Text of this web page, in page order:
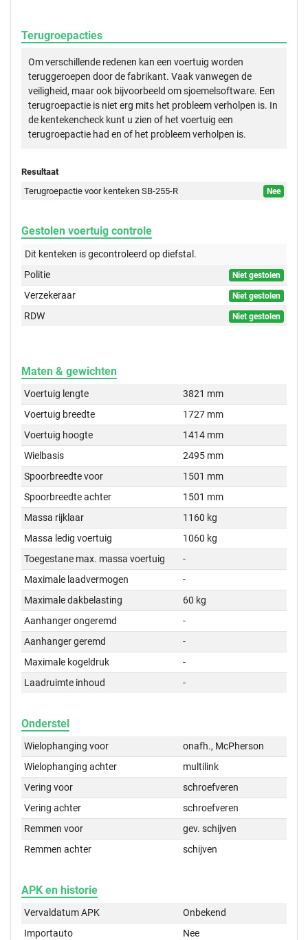
Terugroepacties
Om verschillende redenen kan een voertuig worden
teruggeroepen door de fabrikant. Vaak vanwegen de
veiligheid, maar ook bijvoorbeeld om sjoemelsoftware. Een
terugroepactie is niet erg mits het probleem verholpen is. In
de kentekencheck kunt u zien of het voertuig een
terugroepactie had en of het probleem verholpen is.
Resultaat
Terugroepactie voor kenteken SB-255-R
Nee
Gestolen voertuig controle
Dit kenteken is gecontroleerd opdiefstal.
Politie
Niet gestolen
Verzekeraar Niet gestolen
RDW Niet gestolen
Maten & gewichten
Voertuig lengte
3821 mm
Voertuig breedte
1727 mm
Voertuig hoogte
1414 mm
Wielbasis
2495 mm
Spoorbreedte voor
1501 mm
Spoorbreedte achter
1501 mm
Massa rijklaar
1160 kg
Massa ledig voertuig
1060 kg
Toegestane max. massa voertuig
-
Maximale laadvermogen
-
Maximale dakbelasting
60 kg
Aanhanger ongeremd
-
Aanhanger geremd
-
Maximale kogeldruk
-
Laadruimte inhoud
-
Onderstel
Wielophanging voor
onafh., McPherson
Wielophanging achter
multilink
Vering voor
schroefveren
Vering achter
schroefveren
Remmen voor
gev. schijven
Remmen achter
schijven
APK en historie
Vervaldatum APK
Onbekend
Importauto
Nee